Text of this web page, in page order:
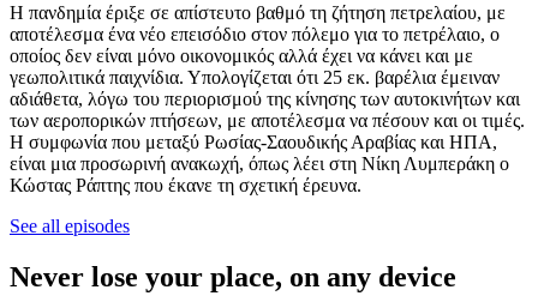
Η πανδημία έριξε σε απίστευτο βαθμό τη ζήτηση πετρελαίου, με
αποτέλεσμα ένα νέο επεισόδιο στον πόλεμο για το πετρέλαιο, ο
οποίος δεν είναι μόνο οικονομικός αλλά έχει να κάνει και με
γεωπολιτικά παιχνίδια. Υπολογίζεται ότι 25 εκ. βαρέλια έμειναν
αδιάθετα, λόγω του περιορισμού της κίνησης των αυτοκινήτων και
των αεροπορικών πτήσεων, με αποτέλεσμα να πέσουν και οι τιμές.
Η συμφωνία που μεταξύ Ρωσίας-Σαουδικής Αραβίας και ΗΠΑ,
είναι μια προσωρινή ανακωχή, όπως λέει στη Νίκη Λυμπεράκη ο
Κώστας Ράπτης που έκανε τη σχετική έρευνα.
See all episodes
Never lose your place, on any device